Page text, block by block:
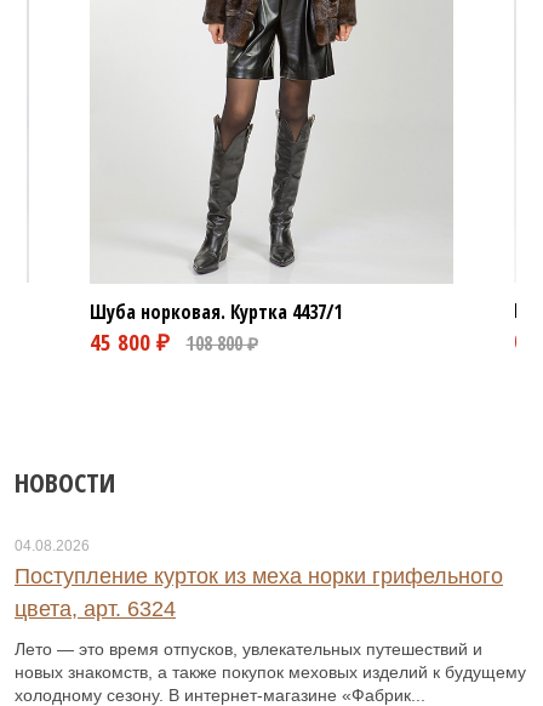
Шуба норковая. Куртка 4437/1
НОВОСТИ
04.08.2026
Поступление курток из меха норки грифельного
цвета, арт. 6324
Лето — это время отпусков, увлекательных путешествий и
новых знакомств, а также покупок меховых изделий к будущему
холодному сезону. В интернет-магазине «Фабрик...